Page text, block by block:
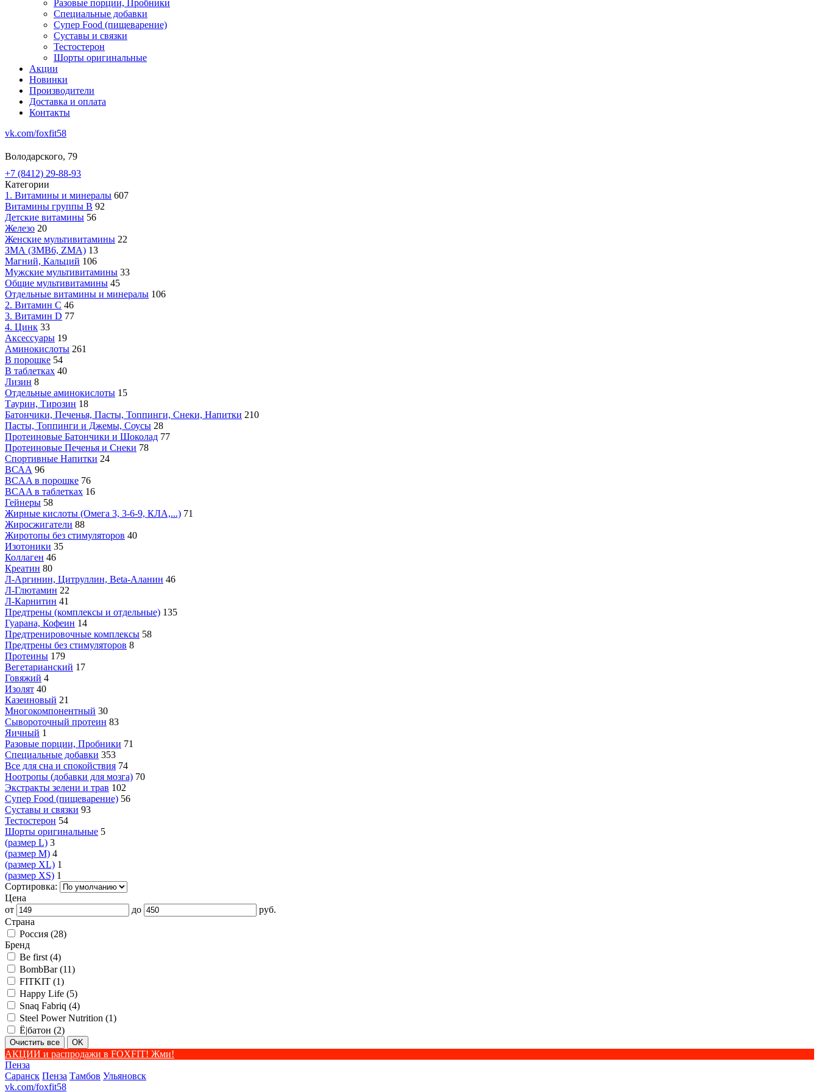
Разовые порции, Пробники
Специальные добавки
Супер Food (пищеварение)
Суставы и связки
Тестостерон
Шорты оригинальные
Акции
Новинки
Производители
Доставка и оплата
Контакты
vk.com/foxfit58
Володарского, 79
+7 (8412) 29-88-93
Категории
1. Витамины и минералы 607
Витамины группы В 92
Детские витамины 56
Железо 20
Женские мультивитамины 22
ЗМА (ЗМВ6, ZMA) 13
Магний, Кальций 106
Мужские мультивитамины 33
Общие мультивитамины 45
Отдельные витамины и минералы 106
2. Витамин С 46
3. Витамин D 77
4. Цинк 33
Аксессуары 19
Аминокислоты 261
В порошке 54
В таблетках 40
Лизин 8
Отдельные аминокислоты 15
Таурин, Тирозин 18
Батончики, Печенья, Пасты, Топпинги, Снеки, Напитки 210
Пасты, Топпинги и Джемы, Соусы 28
Протеиновые Батончики и Шоколад 77
Протеиновые Печенья и Снеки 78
Спортивные Напитки 24
ВСАА 96
BCAA в порошке 76
BCAA в таблетках 16
Гейнеры 58
Жирные кислоты (Омега 3, 3-6-9, КЛА,...) 71
Жиросжигатели 88
Жиротопы без стимуляторов 40
Изотоники 35
Коллаген 46
Креатин 80
Л-Аргинин, Цитруллин, Beta-Аланин 46
Л-Глютамин 22
Л-Карнитин 41
Предтрены (комплексы и отдельные) 135
Гуарана, Кофеин 14
Предтренировочные комплексы 58
Предтрены без стимуляторов 8
Протеины 179
Вегетарианский 17
Говяжий 4
Изолят 40
Казеиновый 21
Многокомпонентный 30
Сывороточный протеин 83
Яичный 1
Разовые порции, Пробники 71
Специальные добавки 353
Все для сна и спокойствия 74
Ноотропы (добавки для мозга) 70
Экстракты зелени и трав 102
Супер Food (пищеварение) 56
Суставы и связки 93
Тестостерон 54
Шорты оригинальные 5
(размер L) 3
(размер M) 4
(размер XL) 1
(размер XS) 1
Сортировка:
Цена
от
до
руб.
Страна
Россия (28)
Бренд
Be first (4)
BombBar (11)
FITKIT (1)
Happy Life (5)
Snaq Fabriq (4)
Steel Power Nutrition (1)
Ё|батон (2)
АКЦИИ и распродажи в FOXFIT! Жми!
Пенза
Саранск Пенза Тамбов Ульяновск
vk.com/foxfit58